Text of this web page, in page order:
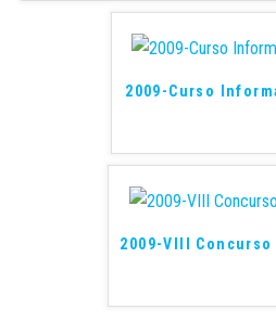
2009-Curso
2009-VIII